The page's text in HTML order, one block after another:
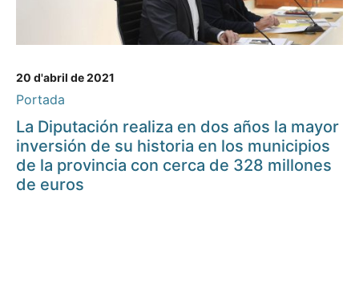
20 d'abril de 2021
Portada
La Diputación realiza en dos años la mayor
inversión de su historia en los municipios
de la provincia con cerca de 328 millones
de euros